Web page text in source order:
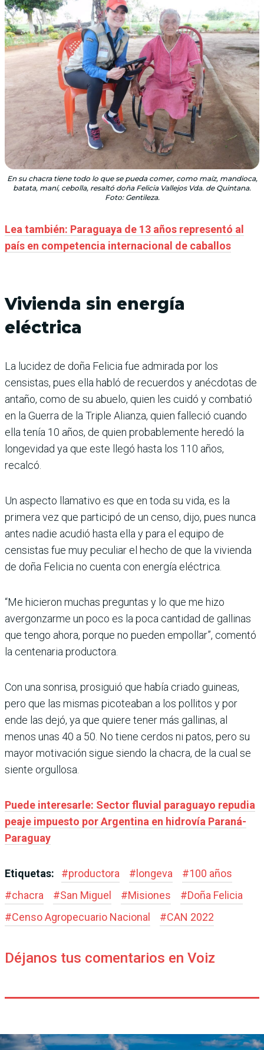
En su chacra tiene todo lo que se pueda comer, como maíz, mandioca,
batata, maní, cebolla, resaltó doña Felicia Vallejos Vda. de Quintana.
Foto: Gentileza.
Lea también: Paraguaya de 13 años representó al
país en competencia internacional de caballos
Vivienda sin energía
eléctrica
La lucidez de doña Felicia fue admirada por los
censistas, pues ella habló de recuerdos y anécdotas de
antaño, como de su abuelo, quien les cuidó y combatió
en la Guerra de la Triple Alianza, quien falleció cuando
ella tenía 10 años, de quien probablemente heredó la
longevidad ya que este llegó hasta los 110 años,
recalcó.
Un aspecto llamativo es que en toda su vida, es la
primera vez que participó de un censo, dijo, pues nunca
antes nadie acudió hasta ella y para el equipo de
censistas fue muy peculiar el hecho de que la vivienda
de doña Felicia no cuenta con energía eléctrica.
“Me hicieron muchas preguntas y lo que me hizo
avergonzarme un poco es la poca cantidad de gallinas
que tengo ahora, porque no pueden empollar”, comentó
la centenaria productora.
Con una sonrisa, prosiguió que había criado guineas,
pero que las mismas picoteaban a los pollitos y por
ende las dejó, ya que quiere tener más gallinas, al
menos unas 40 a 50. No tiene cerdos ni patos, pero su
mayor motivación sigue siendo la chacra, de la cual se
siente orgullosa.
Puede interesarle: Sector fluvial paraguayo repudia
peaje impuesto por Argentina en hidrovía Paraná-
Paraguay
Etiquetas: #productora # longeva #100 años
#chacra #San Miguel #Misiones #Doña Felicia
#Censo Agropecuario Nacional #CAN 2022
Déjanos tus comentarios en Voiz